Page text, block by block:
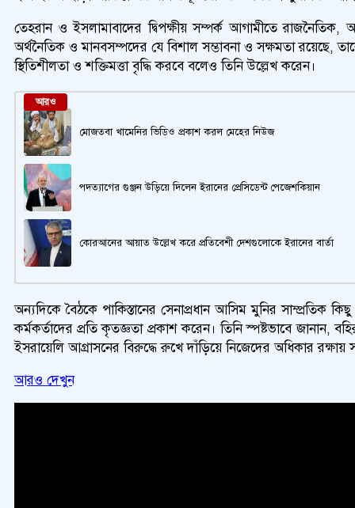
তেহরান ও ইসলামাবাদের দ্বিপক্ষীয় সম্পর্ক আগামীতে
অর্থনৈতিক ও মানবসম্পদের যে বিশাল সম্ভাবনা ও সক্ষমতা রয়েছে,
স্থিতিশীলতা ও শক্তিমত্তা বৃদ্ধি করবে বলেও তিনি উল্লেখ করেন।
আরও
মোজতবা খামেনির ভিডিও প্রকাশ করল মেহের নিউজ
পদত্যাগের গুঞ্জন উড়িয়ে দিলেন ইরানের প্রেসিডেন্ট পেজেশকিয়ান
কোরআনের আয়াত উল্লেখ করে প্রতিবেশী দেশগুলোকে ইরানের বার্তা
অন্যদিকে বৈঠকে পাকিস্তানের সেনাপ্রধান আসিম মুনির সাম্প্রতিক
কর্মকর্তাদের প্রতি কৃতজ্ঞতা প্রকাশ করেন। তিনি স্পষ্টভাবে
ইসরায়েলি আগ্রাসনের বিরুদ্ধে রুখে দাঁড়িয়ে নিজেদের অধিকার
আরও দেখুন